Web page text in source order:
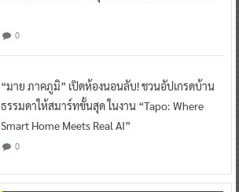
0
“มาย ภาคภูมิ” เปิดห้องนอนลับ! ชวนอัปเกรดบ้าน
ธรรมดาให้สมาร์ทขั้นสุด ในงาน “Tapo: Where
Smart Home Meets Real AI”
0